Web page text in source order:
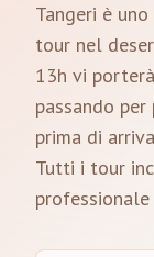
Tangeri è
tour nel
13h vi
passando
prima di
Tutti i tour